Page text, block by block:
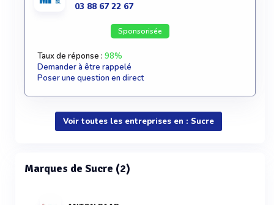
03 88 67 22 67
Sponsorisée
Taux de réponse : 98%
Demander à être rappelé
Poser une question en direct
Voir toutes les entreprises en : Sucre
Marques de Sucre (2)